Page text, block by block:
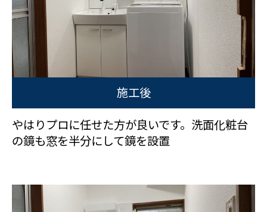
施工後
やはりプロに任せた方が良いです。洗面化粧台
の鏡も窓を半分にして鏡を設置